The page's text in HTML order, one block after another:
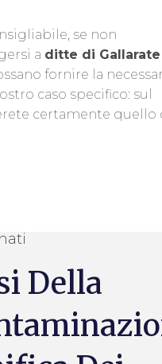
se non
a ditte di Gallarate
fornire la
caso specifico: sul
certamente quello
Della